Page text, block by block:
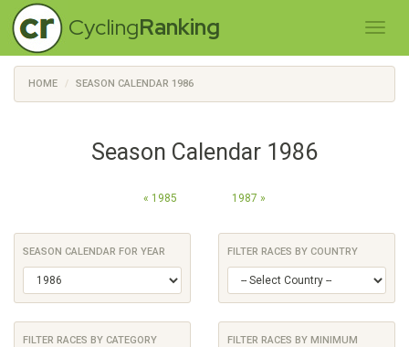
CyclingRanking
HOME SEASON CALENDAR 1986
Season Calendar 1986
« 1985 1987 »
SEASON CALENDAR FOR YEAR FILTER RACES BY COUNTRY
FILTER RACES BY CATEGORY
FILTER RACES BY MINIMUM